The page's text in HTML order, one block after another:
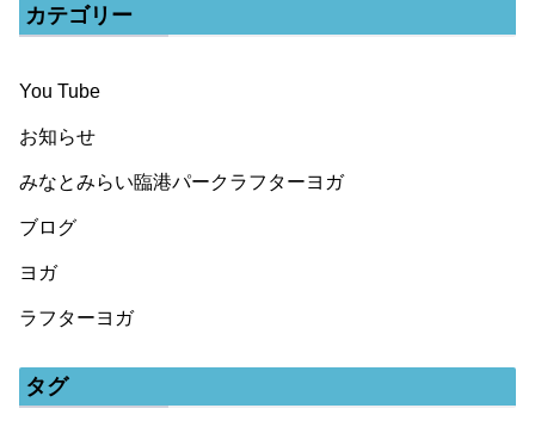
カテゴリー
You Tube
お知らせ
みなとみらい臨港パークラフターヨガ
ブログ
ヨガ
ラフターヨガ
タグ